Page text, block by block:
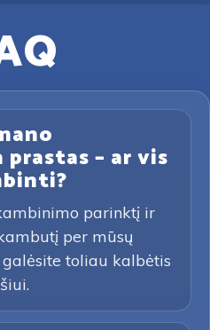
– ar vis
parinktį ir
per mūsų
toliau kalbėtis